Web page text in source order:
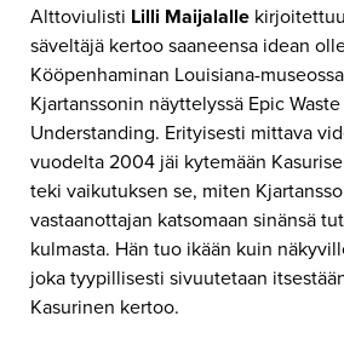
Alttoviulisti Lilli Maijalalle
säveltäjä kertoo saaneensa idean
Kööpenhaminan Louisiana-
Kjartanssonin näyttelyssä Epic
Understanding. Erityisesti mittava
vuodelta 2004 jäi kytemään
teki vaikutuksen se, miten
vastaanottajan katsomaan sinänsä
kulmasta. Hän tuo ikään kuin
joka tyypillisesti sivuutetaan
Kasurinen kertoo.